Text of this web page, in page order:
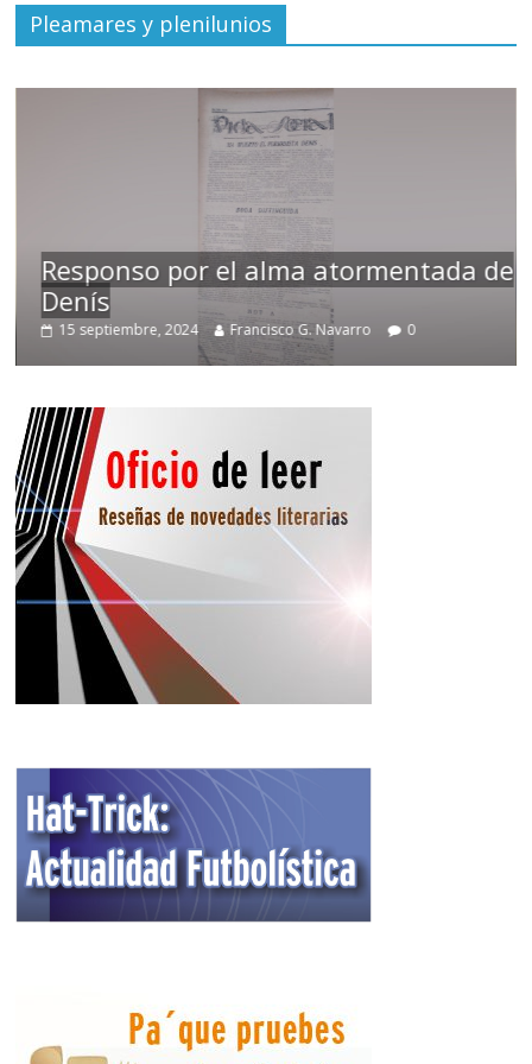
Pleamares y plenilunios
Responso por el alma atormentada de
Denís
15 septiembre, 2024 Francisco G. Navarro